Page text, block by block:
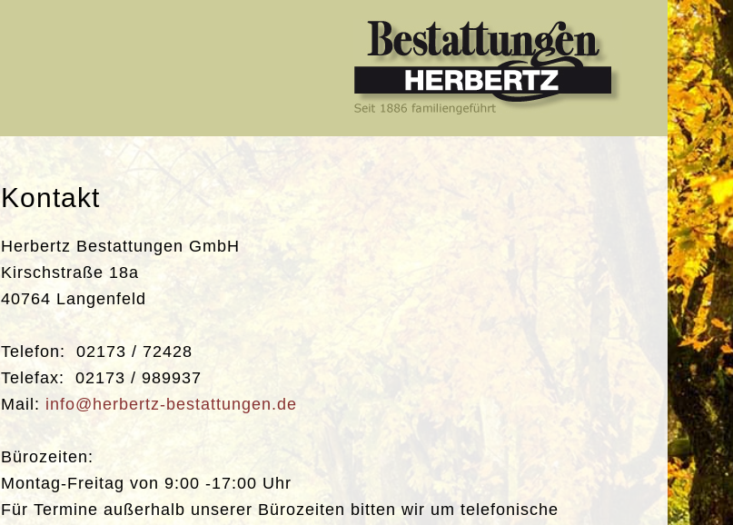
Kontakt
Herbertz Bestattungen GmbH
Kirschstraße 18a
40764 Langenfeld
Telefon: 02173 / 72428
Telefax: 02173 / 989937
Mail: info@herbertz-bestattungen.de
Bürozeiten:
Montag-Freitag von 9:00 -17:00 Uhr
Für Termine außerhalb unserer Bürozeiten bitten wir um telefonische